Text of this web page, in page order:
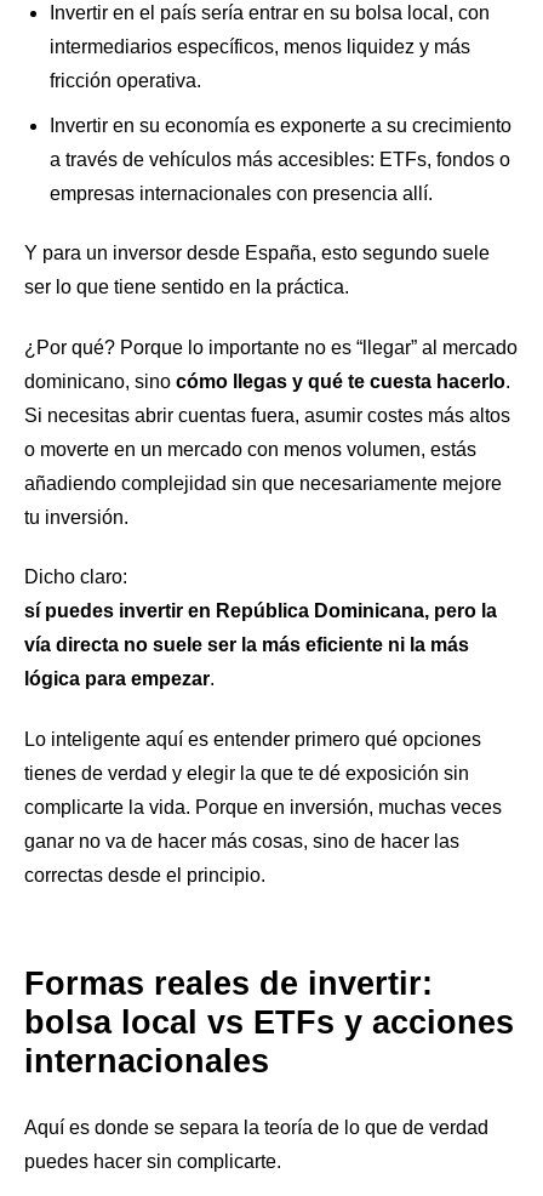
Invertir en el país sería entrar en su bolsa local, con
intermediarios específicos, menos liquidez y más
fricción operativa.
Invertir en su economía es exponerte a su crecimiento
a través de vehículos más accesibles: ETFs, fondos o
empresas internacionales con presencia allí.
Y para un inversor desde España, esto segundo suele
ser lo que tiene sentido en la práctica.
¿Por qué? Porque lo importante no es “llegar” al mercado
dominicano, sino cómo llegas y qué te cuesta hacerlo.
Si necesitas abrir cuentas fuera, asumir costes más altos
o moverte en un mercado con menos volumen, estás
añadiendo complejidad sin que necesariamente mejore
tu inversión.
Dicho claro:
sí puedes invertir en República Dominicana, pero la
vía directa no suele ser la más eficiente ni la más
lógica para empezar.
Lo inteligente aquí es entender primero qué opciones
tienes de verdad y elegir la que te dé exposición sin
complicarte la vida. Porque en inversión, muchas veces
ganar no va de hacer más cosas, sino de hacer las
correctas desde el principio.
Formas reales de invertir:
bolsa local vs ETFs y acciones
internacionales
Aquí es donde se separa la teoría de lo que de verdad
puedes hacer sin complicarte.